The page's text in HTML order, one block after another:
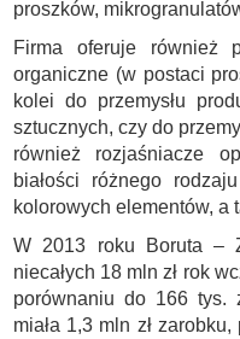
proszków,
Firma oferuje również
organiczne (w postaci
kolei do przemysłu
sztucznych, czy do
również rozjaśniacze
białości różnego
kolorowych elementów, a
W 2013 roku Boruta –
niecałych 18 mln zł rok
porównaniu do 166 tys.
miała 1,3 mln zł